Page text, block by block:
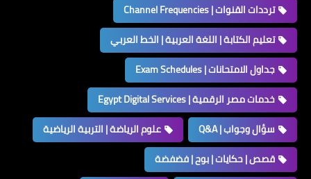
ترددات القنوات | Channel Frequencies
تعليم الكتابة | اللغة العربية | الخط العربي
جداول الامتحانات | Exam Schedules
خدمات مصر الرقمية | Egypt Digital Services
سؤال وجواب | Q&A
علوم الرياضة | التربية الرياضية
قصص | حكايات | بوح | فضفضة